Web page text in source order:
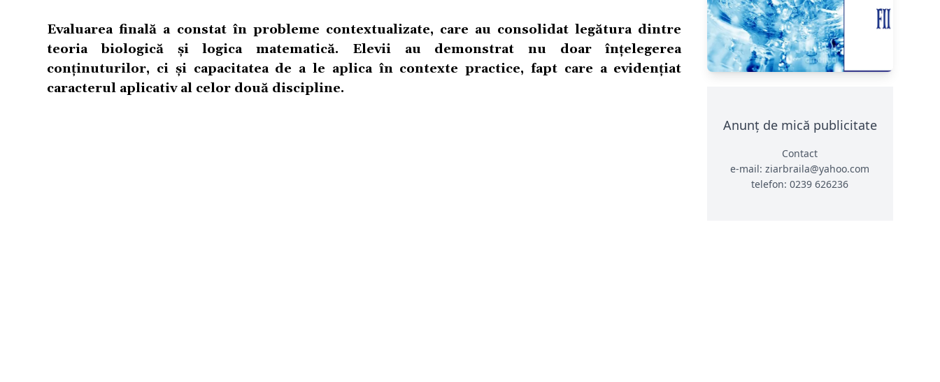
Evaluarea finală a constat în probleme contextualizate, care au consolidat legătura dintre
teoria biologică și logica matematică. Elevii au demonstrat nu doar înțelegerea
conținuturilor, ci și capacitatea de a le aplica în contexte practice, fapt care a evidențiat
caracterul aplicativ al celor două discipline.
Anunț de mică publicitate
Contact
e-mail: ziarbraila@yahoo.com
telefon: 0239 626236